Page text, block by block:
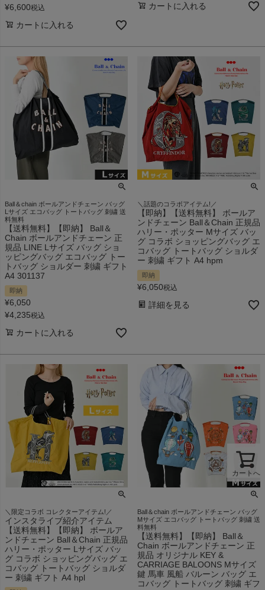
¥6,600税込
カートに入れる
カートに入れる
Ball＆chain ボールアンドチェーン バッグ
Lサイズ エコバッグ トートバッグ 刺繍 送
料無料
【送料無料】【即納】 Ball＆
Chain ボールアンドチェーン 正
規品 LINE Lサイズ バッグ ショ
ッピングバッグ エコバッグ トー
トバッグ ショルダー 刺繍 ギフト
A4 301137
即納
¥6,050
¥4,235税込
カートに入れる
＼話題のコラボアイテム!／
【即納】【送料無料】 ボールア
ンドチェーン Ball＆Chain 正規品
ハリー・ポッター Mサイズ バッ
グ コラボ ショッピングバッグ エ
コバッグ トートバッグ ショルダ
ー 刺繍 ギフト A4 hpm
即納
¥6,050税込
詳細を見る
＼限定コラボ コレクターアイテム!／
インスタライブ紹介アイテム
【送料無料】【即納】 ボールア
ンドチェーン Ball＆Chain 正規品
ハリー・ポッター Lサイズ バッ
グ コラボ ショッピングバッグ エ
コバッグ トートバッグ ショルダ
ー 刺繍 ギフト A4 hpl
Ball＆chain ボールアンドチェーン バッグ
Mサイズ エコバッグ トートバッグ 刺繍 送
料無料
【送料無料】【即納】 Ball＆
Chain ボールアンドチェーン 正
規品 オリジナル KEY &
CARRIAGE BALOONS Mサイズ
鍵 馬車 風船 バルーン バッグ エ
コバッグ トートバッグ 刺繍 ギフ
カートへ